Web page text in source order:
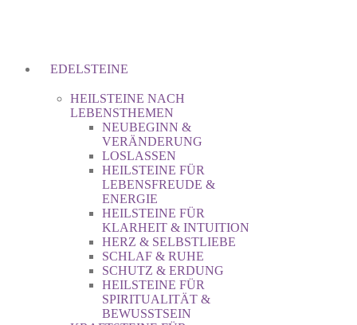
EDELSTEINE
HEILSTEINE NACH
LEBENSTHEMEN
NEUBEGINN &
VERÄNDERUNG
LOSLASSEN
HEILSTEINE FÜR
LEBENSFREUDE &
ENERGIE
HEILSTEINE FÜR
KLARHEIT & INTUITION
HERZ & SELBSTLIEBE
SCHLAF & RUHE
SCHUTZ & ERDUNG
HEILSTEINE FÜR
SPIRITUALITÄT &
BEWUSSTSEIN